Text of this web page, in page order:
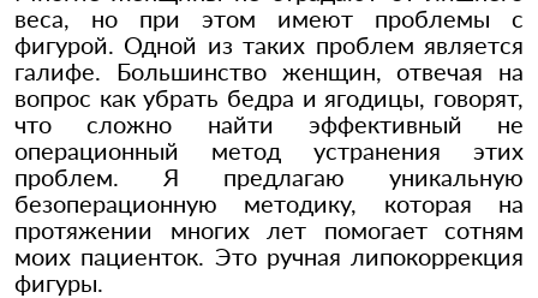
веса, но при этом имеют проблемы с
фигурой. Одной из таких проблем является
галифе. Большинство женщин, отвечая на
вопрос как убрать бедра и ягодицы, говорят,
что сложно найти эффективный не
операционный метод устранения этих
проблем. Я предлагаю уникальную
безоперационную методику, которая на
протяжении многих лет помогает сотням
моих пациенток. Это ручная липокоррекция
фигуры.